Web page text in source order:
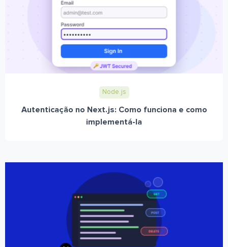
Node.js
Autenticação no Next.js: Como funciona e como
implementá-la